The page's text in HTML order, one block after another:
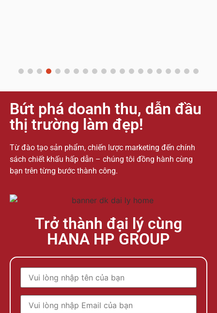
Bứt phá doanh thu, dẫn đầu
thị trường làm đẹp!
Từ đào tạo sản phẩm, chiến lược marketing đến chính
sách chiết khấu hấp dẫn – chúng tôi đồng hành cùng
bạn trên từng bước thành công.
Trở thành đại lý cùng
HANA HP GROUP